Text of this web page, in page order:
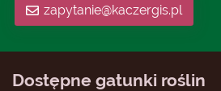
zapytanie@kaczergis.pl
Dostępne gatunki roślin